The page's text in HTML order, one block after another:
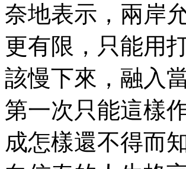
奈地表示，兩岸
更有限，只能用
該慢下來，融入
第一次只能這樣
成怎樣還不得而